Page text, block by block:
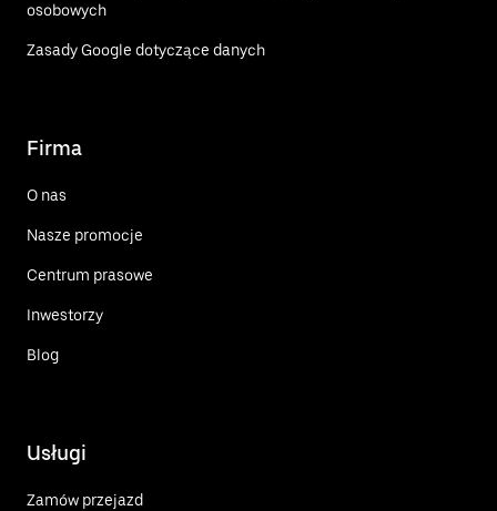
osobowych
Zasady Google dotyczące danych
Firma
O nas
Nasze promocje
Centrum prasowe
Inwestorzy
Blog
Usługi
Zamów przejazd